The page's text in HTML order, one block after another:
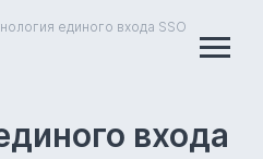
единого входа SSO
входа